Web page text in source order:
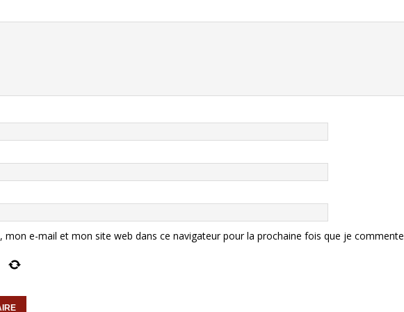
mon e-mail et mon site web dans ce navigateur pour la prochaine fois que je